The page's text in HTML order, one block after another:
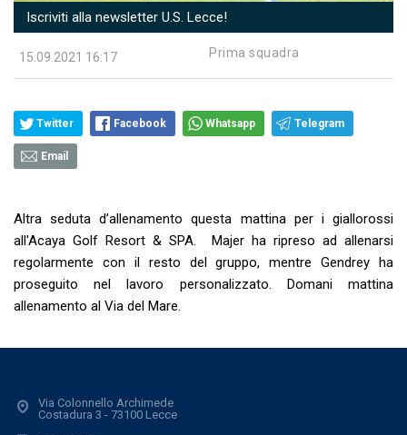
Iscriviti alla newsletter U.S. Lecce!
15.09.2021 16:17 Prima squadra
Twitter Facebook Whatsapp Telegram
Email
Altra seduta d’allenamento questa mattina per i giallorossi
all'Acaya Golf Resort & SPA. Majer ha ripreso ad allenarsi
regolarmente con il resto del gruppo, mentre Gendrey ha
proseguito nel lavoro personalizzato. Domani mattina
allenamento al Via del Mare.
Via Colonnello Archimede
Costadura 3 - 73100 Lecce